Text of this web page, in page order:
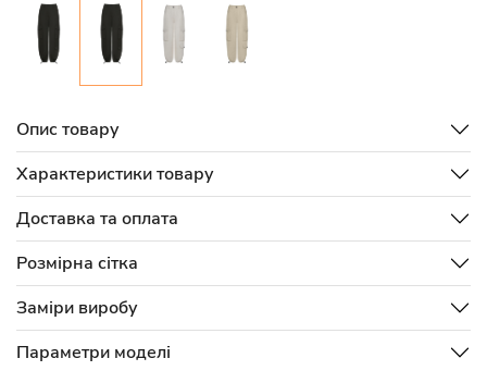
Опис товару
Характеристики товару
Доставка та оплата
Розмірна сітка
Заміри виробу
Параметри моделі